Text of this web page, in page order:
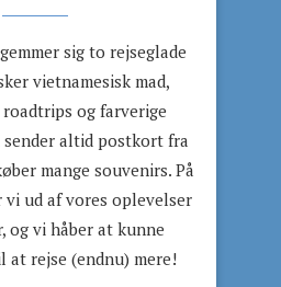
sig to rejseglade
vietnamesisk mad,
og farverige
sender altid postkort fra
mange souvenirs. På
ud af vores oplevelser
og vi håber at kunne
at rejse (endnu) mere!